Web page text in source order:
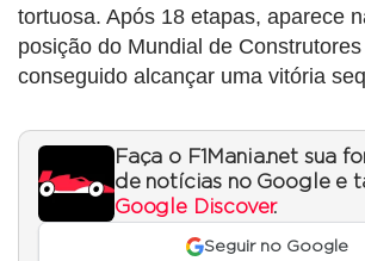
tortuosa. Após 18 etapas, aparece
posição do Mundial de
conseguido alcançar uma vitória
Faça o F1Mania.net sua
de notícias no Google e
Google Discover.
Seguir no Google